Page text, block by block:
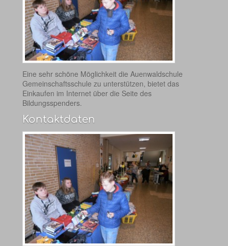
Eine sehr schöne Möglichkeit die Auenwaldschule
Gemeinschaftsschule zu unterstützen, bietet das
Einkaufen im Internet über die Seite des
Bildungsspenders.
Kontaktdaten